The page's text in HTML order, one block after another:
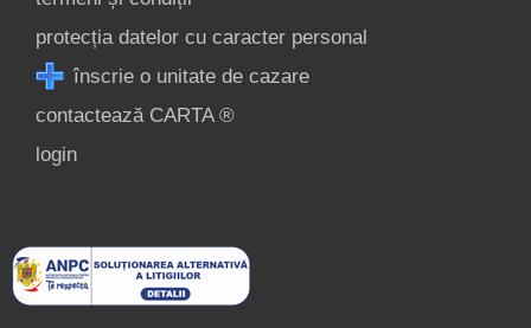
protecția datelor cu caracter personal
înscrie o unitate de cazare
contactează CARTA ®
login